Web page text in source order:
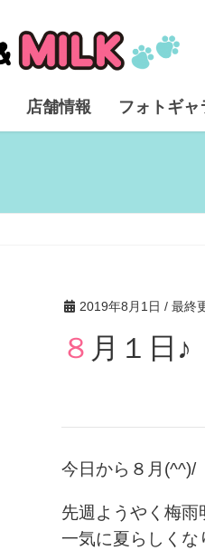
店舗情報 フォトギャ
2019年8月1日 / 最終
８月１日♪
今日から８月(^^)/
先週ようやく梅雨
一気に夏らしくな